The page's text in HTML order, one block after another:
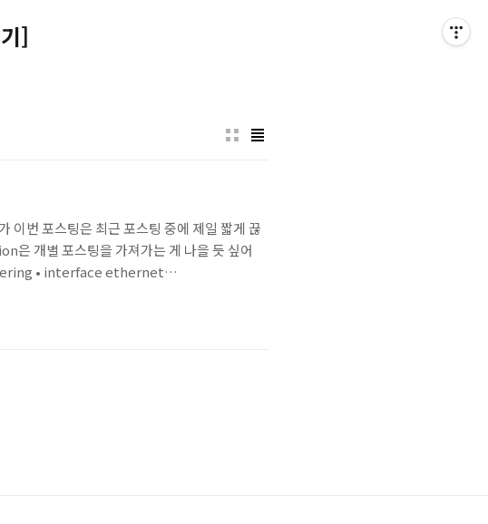
]
번 포스팅은 최근 포스팅 중에 제일 짧게 끊
개별 포스팅을 가져가는 게 나을 듯 싶어
• interface ethernet